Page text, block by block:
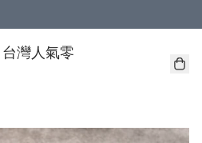
（適用於 本地送貨、本地取貨 )
灣人氣零